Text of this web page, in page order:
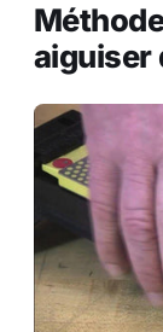
aiguiser